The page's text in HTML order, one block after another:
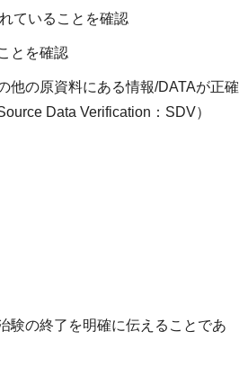
ていることを確認
とを確認
他の原資料にある情報/DATAが正確
Data Verification：SDV）
験の終了を明確に伝えることであ